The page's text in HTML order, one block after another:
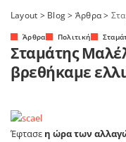
Layout > Blog> Άρθρα>
Άρθρα Πολιτική
Σταμάτης
βρεθήκαμε
Έφτασε η ώρα των